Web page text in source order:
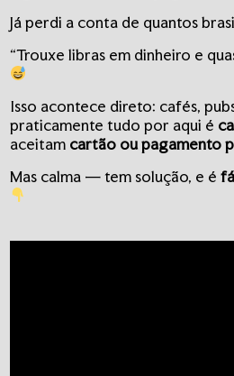
Já perdi a conta de quantos
“Trouxe libras em dinheiro e
Isso acontece direto: cafés,
praticamente tudo por aqui é
aceitam cartão ou pagamento
Mas calma — tem solução, e é